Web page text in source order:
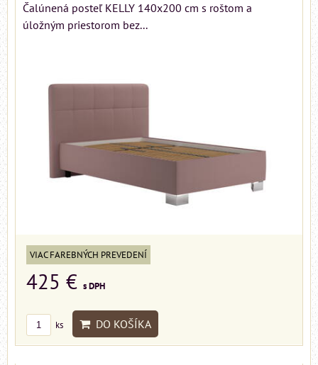
Čalúnená posteľ KELLY 140x200 cm s roštom a
úložným priestorom bez...
VIAC FAREBNÝCH PREVEDENÍ
425 € s DPH
ks DO KOŠÍKA